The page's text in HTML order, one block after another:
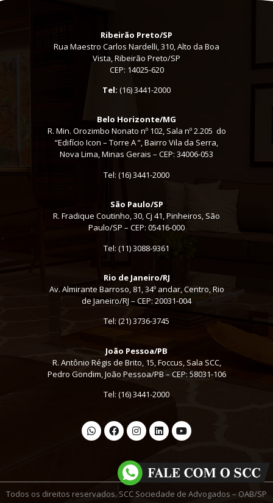
Ribeirão Preto/SP
Rua Maestro Carlos Nardelli, 310, Alto da Boa
Vista, Ribeirão Preto/SP
CEP: 14025-620
Tel: (16) 3441-2000
Belo Horizonte/MG
R. Min. Orozimbo Nonato nº 102, Sala nº 2.205 do
“Edifício Icon – Torre A ”, Bairro Vila da Serra,
Nova Lima, Minas Gerais – CEP: 34006-053
Tel: (16) 3441-2000
São Paulo/SP
R. Fradique Coutinho, 30, Cj 41, Pinheiros, São
Paulo/SP – CEP: 05416-000
Tel: (11) 3088-9361
Rio de Janeiro/RJ
Av. Almirante Barroso, 81, 34º andar, Centro, Rio
de Janeiro/RJ – CEP: 20031-004
Tel: (21) 3736-3745
João Pessoa/PB
R. Antônio Régis de Brito, 15, Foccus, Sala SCC,
Pedro Gondim, João Pessoa/PB – CEP: 58031-106
Tel: (16) 3441-2000
Todos os direitos reservados. SCC Sociedade de Advogados – OAB/SP